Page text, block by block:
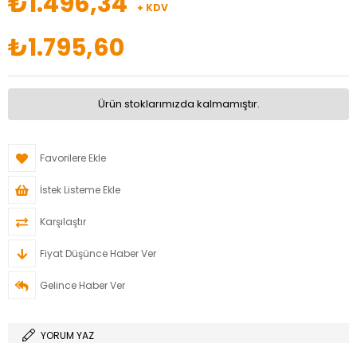
+ KDV
₺1.795,60
Ürün stoklarımızda kalmamıştır.
Favorilere Ekle
İstek Listeme Ekle
Karşılaştır
Fiyat Düşünce Haber Ver
Gelince Haber Ver
YORUM YAZ